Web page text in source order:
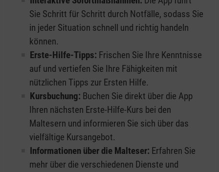
Sie Schritt für Schritt durch Notfälle, sodass Sie
in jeder Situation schnell und richtig handeln
können.
Erste-Hilfe-Tipps: Frischen Sie Ihre Kenntnisse
auf und vertiefen Sie Ihre Fähigkeiten mit
nützlichen Tipps zur Ersten Hilfe.
Kursbuchung: Buchen Sie direkt über die App
Ihren nächsten Erste-Hilfe-Kurs bei den
Maltesern und informieren Sie sich über das
vielfältige Kursangebot.
Informationen über die Malteser: Erfahren Sie
mehr über die verschiedenen Dienste und